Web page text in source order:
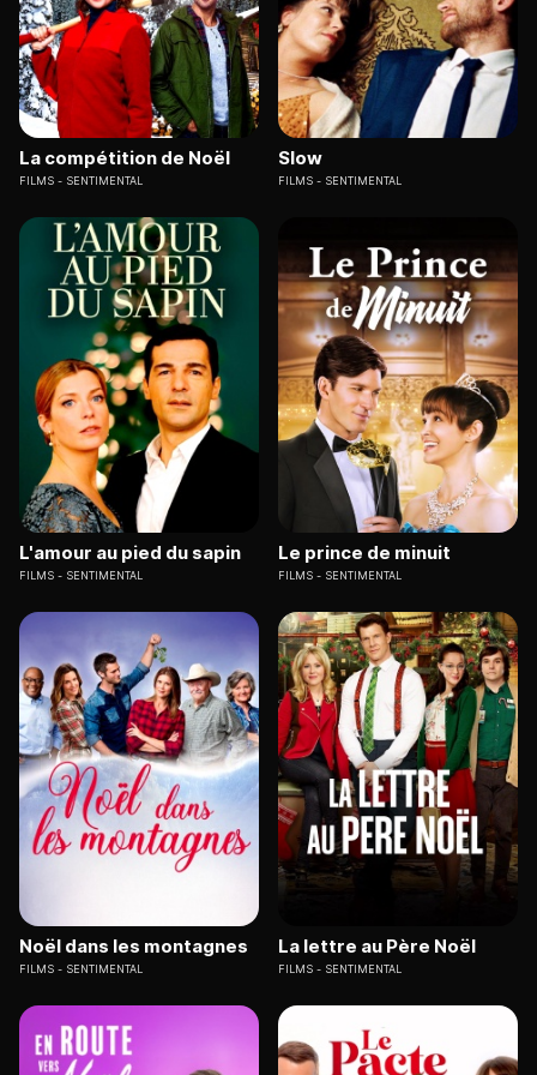
La compétition de Noël
FILMS SENTIMENTAL
Slow
FILMS SENTIMENTAL
L'amour au pied du sapin
FILMS SENTIMENTAL
Le prince de minuit
FILMS SENTIMENTAL
Noël dans les montagnes
FILMS SENTIMENTAL
La lettre au Père Noël
FILMS SENTIMENTAL